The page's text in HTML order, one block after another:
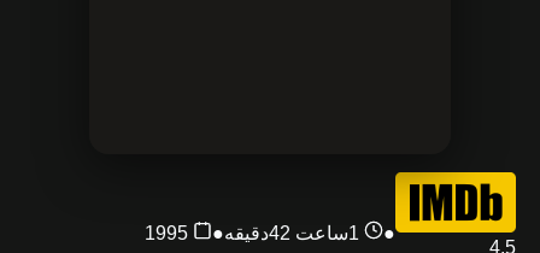
4.5
● 1ساعت 42دقیقه ●
1995